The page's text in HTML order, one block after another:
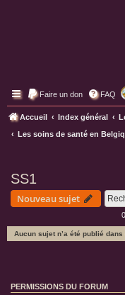
Pages
Faire un don FAQ
Accueil Index général
Les soins de santé en
SS1
Nouveau sujet
Aucun sujet n’a été publié dans
PERMISSIONS DU FORUM